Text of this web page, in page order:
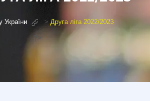
України > Друга ліга 2022/2023
?>